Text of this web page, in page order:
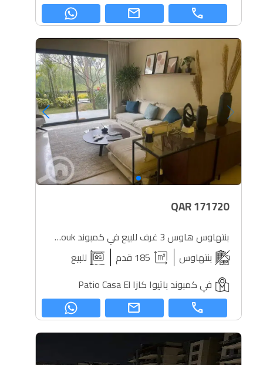
call
mail
171720
بنتهاوس هاوس 3 غرف للبيع في كمبوند Patio Casa El Shorouk
بنتهاوس
للبيع
في كمبوند باتيوا كازا Patio Casa El
call
mail